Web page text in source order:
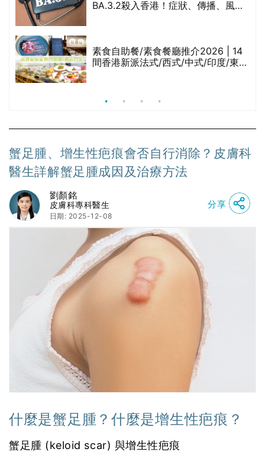
BA.3.2殺入香港！症狀、傳播、風險
素食自助餐/素食餐廳推介2026 | 14
間香港新派法式/西式/中式/印度/東南
蟹足腫、增生性疤痕會否自行消除？皮膚科
醫生詳解蟹足腫成因及治療方法
劉顏銘
皮膚科專科醫生
日期: 2025-12-08
分享
什麼是蟹足腫？什麼是增生性疤痕？
蟹足腫 (keloid scar) 與增生性疤痕